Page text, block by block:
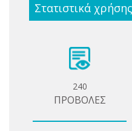
Στατιστικά χρήσης
240
ΠΡΟΒΟΛΕΣ